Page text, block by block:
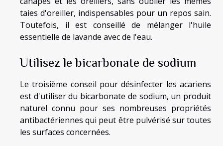
taies d'oreiller, indispensables pour un repos sain.
Toutefois, il est conseillé de mélanger l'huile
essentielle de lavande avec de l'eau.
Utilisez le bicarbonate de sodium
Le troisième conseil pour désinfecter les acariens
est d'utiliser du bicarbonate de sodium, un produit
naturel connu pour ses nombreuses propriétés
antibactériennes qui peut être pulvérisé sur toutes
les surfaces concernées.